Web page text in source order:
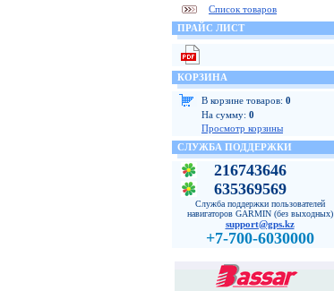
Список товаров
ПРАЙС ЛИСТ
КОРЗИНА
В корзине товаров: 0
На сумму: 0
Просмотр корзины
СЛУЖБА ПОДДЕРЖКИ
216743646
635369569
Служба поддержки пользователей
навигаторов GARMIN (без выходных)
support@gps.kz
+7-700-6030000